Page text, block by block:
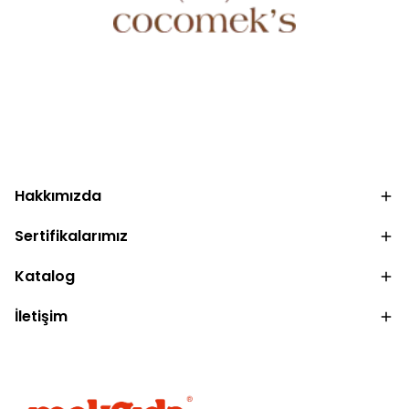
Hakkımızda
Sertifikalarımız
Katalog
İletişim